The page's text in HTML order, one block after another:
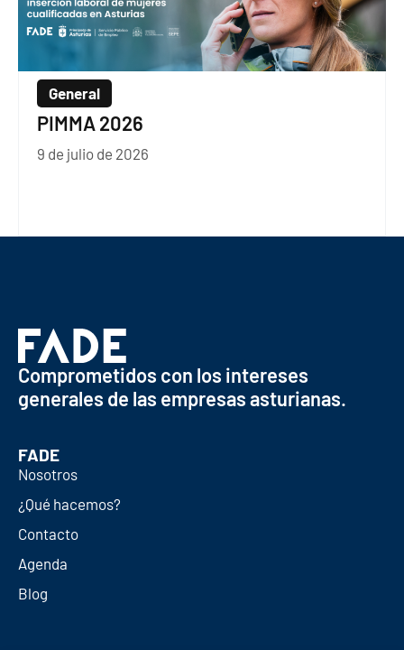
General
PIMMA 2026
9 de julio de 2026
Comprometidos con los intereses
generales de las empresas asturianas.
FADE
Nosotros
¿Qué hacemos?
Contacto
Agenda
Blog